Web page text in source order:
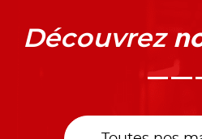
Découvrez